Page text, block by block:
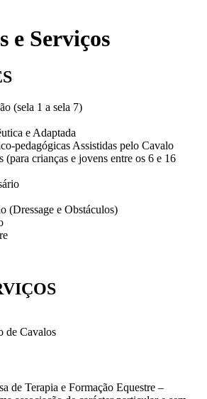
e Serviços
(sela 1 a sela 7)
e Adaptada
pedagógicas Assistidas pelo Cavalo
(para crianças e jovens entre os 6 e 16
(Dressage e Obstáculos)
de Cavalos
de Terapia e Formação Equestre –